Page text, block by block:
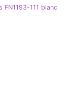
FN1193-111 blanc